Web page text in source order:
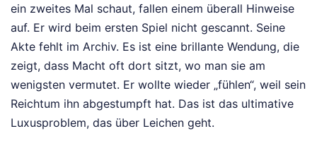
ein zweites Mal schaut, fallen einem überall Hinweise
auf. Er wird beim ersten Spiel nicht gescannt. Seine
Akte fehlt im Archiv. Es ist eine brillante Wendung, die
zeigt, dass Macht oft dort sitzt, wo man sie am
wenigsten vermutet. Er wollte wieder „fühlen“, weil sein
Reichtum ihn abgestumpft hat. Das ist das ultimative
Luxusproblem, das über Leichen geht.